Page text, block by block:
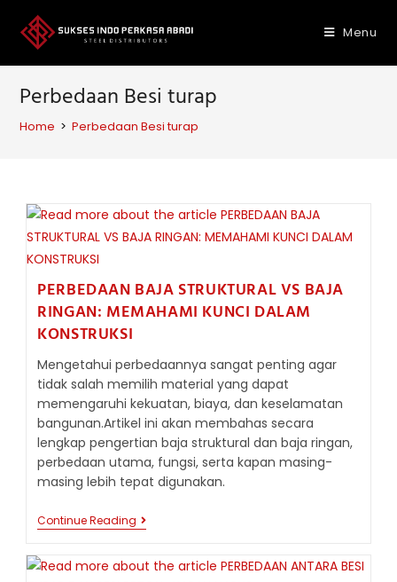
content
Menu
Perbedaan Besi turap
Home > Perbedaan Besi turap
PERBEDAAN BAJA STRUKTURAL VS BAJA
RINGAN: MEMAHAMI KUNCI DALAM
KONSTRUKSI
Mengetahui perbedaannya sangat penting agar
tidak salah memilih material yang dapat
memengaruhi kekuatan, biaya, dan keselamatan
bangunan.Artikel ini akan membahas secara
lengkap pengertian baja struktural dan baja ringan,
perbedaan utama, fungsi, serta kapan masing-
masing lebih tepat digunakan.
Continue Reading PERBEDAAN
BAJA
VS